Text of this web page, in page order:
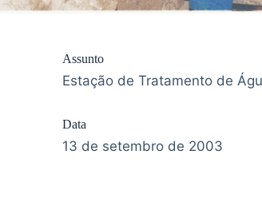
Assunto
Estação de Tratamento de
Data
13 de setembro de 2003